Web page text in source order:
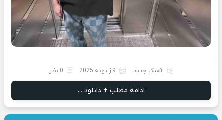
آهنگ جدید 9 ژانویه 2025 0 نظر
ادامه مطلب + دانلود ...